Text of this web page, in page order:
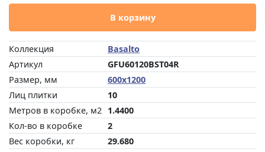
В корзину
Коллекция
Basalto
Артикул
GFU60120BST04R
Размер, мм
600x1200
Лиц плитки
10
Метров в коробке, м2 1.4400
Кол-во в коробке
2
Вес коробки, кг
29.680